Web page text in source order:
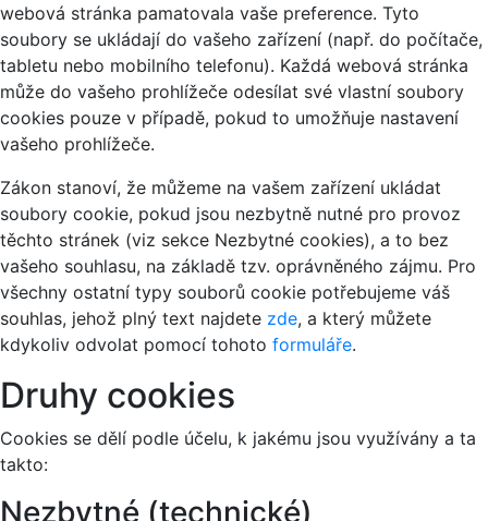
webová stránka pamatovala vaše preference. Tyto
soubory se ukládají do vašeho zařízení (např. do počítače,
tabletu nebo mobilního telefonu). Každá webová stránka
může do vašeho prohlížeče odesílat své vlastní soubory
cookies pouze v případě, pokud to umožňuje nastavení
vašeho prohlížeče.
Zákon stanoví, že můžeme na vašem zařízení ukládat
soubory cookie, pokud jsou nezbytně nutné pro provoz
těchto stránek (viz sekce Nezbytné cookies), a to bez
vašeho souhlasu, na základě tzv. oprávněného zájmu. Pro
všechny ostatní typy souborů cookie potřebujeme váš
souhlas, jehož plný text najdete zde, a který můžete
kdykoliv odvolat pomocí tohoto formuláře.
Druhy cookies
Cookies se dělí podle účelu, k jakému jsou využívány a ta
takto:
Nezbytné (technické)